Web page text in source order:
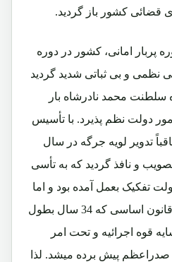
قضائی کشور باز گردید.
پربار امانی، کشور در دوره
و بی ثباتی شدید گردید
سلطنت محمد نادرشاه بار
دولت نظم پذیرد. با تأسیس
تدویر لویه جرگه در سال
تصویب و نافذ گردید که به تأسی
تفکیک بعمل آمده بود و اما
در عمل در طول انفاذ این قانون اساسی که 34 سال بطول
قوه اجرائیه و تحت امر
پیش برده میشد. لذا